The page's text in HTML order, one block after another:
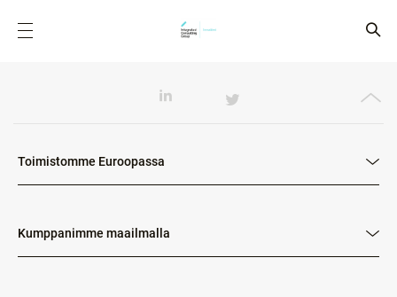
Toimistomme Euroopassa
Kumppanimme maailmalla